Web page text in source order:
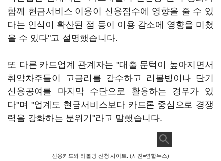
함께 현금서비스 이용이 신용점수에 영향을 줄 수 있
다는 인식이 확산된 점 등이 이용 감소에 영향을 미쳤
을 수 있다"고 설명했습니다.
또 다른 카드업계 관계자는 "대출 문턱이 높아지면서
취약차주들이 고금리를 감수하고 리볼빙이나 단기
신용공여를 마지막 수단으로 활용하는 경우가 있
다"며 "업계도 현금서비스보다 카드론 중심으로 경쟁
력을 강화하는 분위기"라고 말했습니다.
신용카드와 리볼빙 신청 사이트. (사진=연합뉴스)